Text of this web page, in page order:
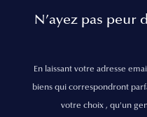
N’ayez pas peur
En laissant votre adresse
biens qui correspondront
votre choix , qu'un